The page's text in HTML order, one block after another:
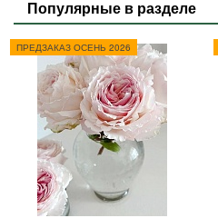
Популярные в разделе
ПРЕДЗАКАЗ ОСЕНЬ 2026